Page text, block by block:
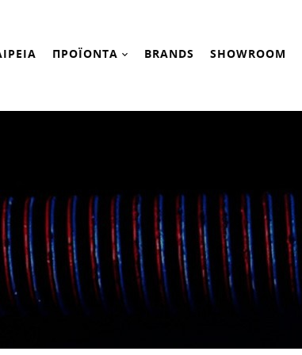
ΠΡΟΪΟΝΤΑ BRANDS SHOWROOM